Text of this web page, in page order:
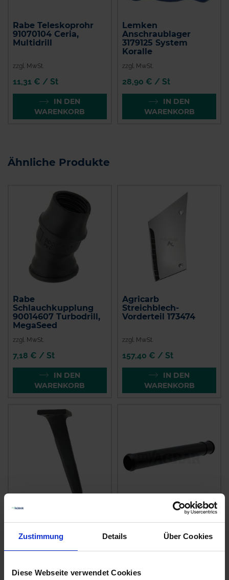
Zustimmung Details Über Cookies
Diese Webseite verwendet Cookies
Rabe Teleskoprohr
91070104 Ceria,
Multidrill
zzgl. MwSt.
11,31 € / St
IN DEN
WARENKORB
Lemken
Anschraublager
3179125 System
Koralle
zzgl. MwSt.
28,90 € / St
IN DEN
WARENKORB
Ähnliche Produkte
Rabe
Schlauchkupplung
90014607 Turbodrill,
MegaSeed
zzgl. MwSt.
7,18 € / St
IN DEN
WARENKORB
Agricarb
Streichblech-
Vorderteil 173474
zzgl. MwSt.
157,40 € / St
IN DEN
WARENKORB
zzgl. MwSt.
Multidrill
zzgl. MwSt.